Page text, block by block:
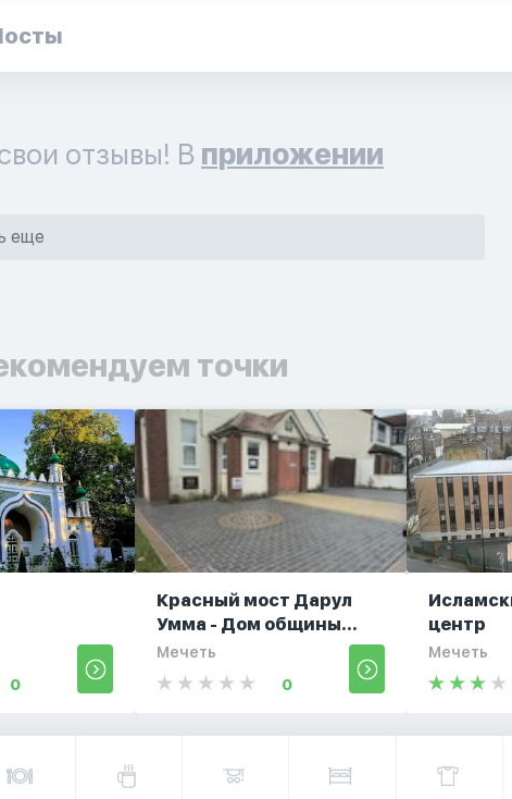
отзывы! В приложении
еще
точки
0
Красный мост Дарул
Умма - Дом общины...
Мечеть
0
центр
Мечеть